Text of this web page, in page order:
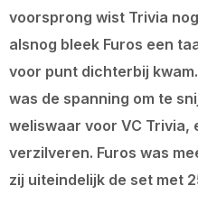
voorsprong wist Trivia
alsnog bleek Furos een
voor punt dichterbij
was de spanning om te
weliswaar voor VC Trivia,
verzilveren. Furos was
zij uiteindelijk de set met